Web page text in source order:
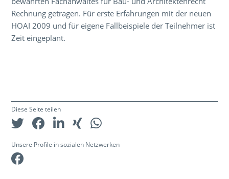
Rechnung getragen. Für erste Erfahrungen mit der neuen
HOAI 2009 und für eigene Fallbeispiele der Teilnehmer ist
Zeit eingeplant.
Diese Seite teilen
Unsere Profile in sozialen Netzwerken